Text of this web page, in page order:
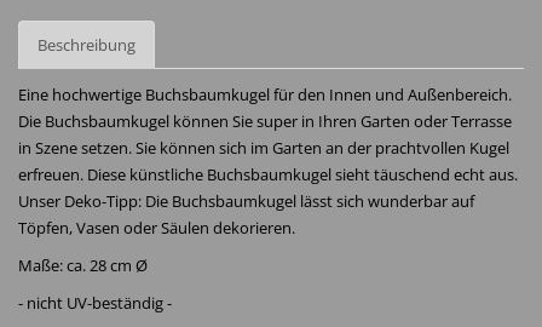
Beschreibung
Eine hochwertige Buchsbaumkugel für den Innen und Außenbereich.
Die Buchsbaumkugel können Sie super in Ihren Garten oder Terrasse
in Szene setzen. Sie können sich im Garten an der prachtvollen Kugel
erfreuen. Diese künstliche Buchsbaumkugel sieht täuschend echt aus.
Unser Deko-Tipp: Die Buchsbaumkugel lässt sich wunderbar auf
Töpfen, Vasen oder Säulen dekorieren.
Maße: ca. 28 cm Ø
- nicht UV-beständig -